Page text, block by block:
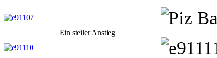
Ein steiler Anstieg